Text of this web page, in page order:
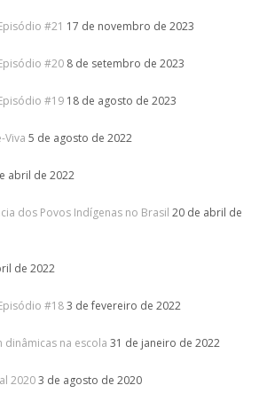
#21 17 de novembro de 2023
#20 8 de setembro de 2023
#19 18 de agosto de 2023
Viva 5 de agosto de 2022
abril de 2022
dos Povos Indígenas no Brasil 20 de abril de
de 2022
#183 de fevereiro de 2022
dinâmicas na escola 31 de janeiro de 2022
20203 de agosto de 2020